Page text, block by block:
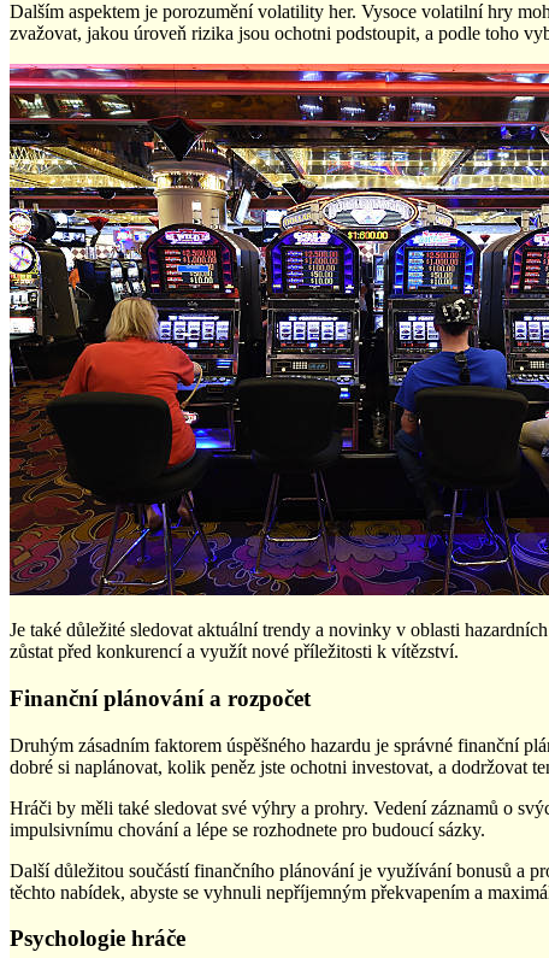
Dalším aspektem je porozumění volatility her. Vysoce volatilní hry
zvažovat, jakou úroveň rizika jsou ochotni podstoupit, a podle toho
Je také důležité sledovat aktuální trendy a novinky v oblasti
zůstat před konkurencí a využít nové příležitosti k vítězství.
Finanční plánování a rozpočet
Druhým zásadním faktorem úspěšného hazardu je správné finanční
dobré si naplánovat, kolik peněz jste ochotni investovat, a dodržovat
Hráči by měli také sledovat své výhry a prohry. Vedení záznamů o
impulsivnímu chování a lépe se rozhodnete pro budoucí sázky.
Další důležitou součástí finančního plánování je využívání bonusů a
těchto nabídek, abyste se vyhnuli nepříjemným překvapením a
Psychologie hráče